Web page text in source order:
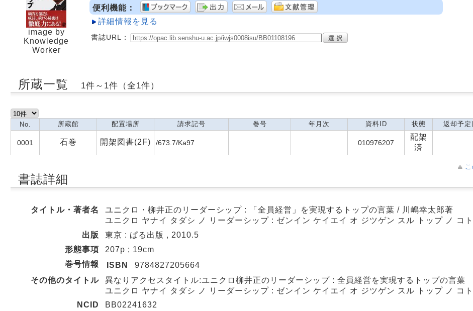
image by
Knowledge
Worker
便利機能：
詳細情報を見る
書誌URL：
所蔵一覧 1件～1件（全1件）
No. 所蔵館 配置場所 請求記号 巻号 年月次 資料ID 状態 返却予定
0001 石巻 開架図書(2F) /673.7/Ka97 010976207
配架
済
書誌詳細
タイトル・著者名
ユニクロ・柳井正のリーダーシップ : 「全員経営」を実現するトップの言葉 / 川嶋幸太郎著
ユニクロ ヤナイ タダシ ノ リーダーシップ : ゼンイン ケイエイ オ ジツゲン スル トップ ノ コ
出版
東京 : ぱる出版 , 2010.5
形態事項
207p ; 19cm
巻号情報
ISBN
9784827205664
その他のタイトル
異なりアクセスタイトル:ユニクロ柳井正のリーダーシップ : 全員経営を実現するトップの言葉
ユニクロ ヤナイ タダシ ノ リーダーシップ : ゼンイン ケイエイ オ ジツゲン スル トップ ノ コ
NCID
BB02241632